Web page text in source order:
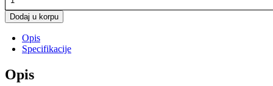
200
količina
Dodaj u korpu
Opis
Specifikacije
Opis